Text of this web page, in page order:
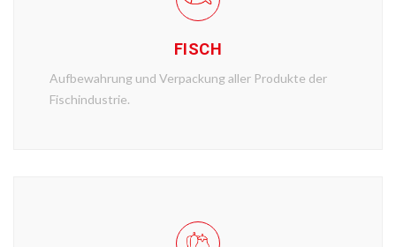
FISCH
Aufbewahrung und Verpackung aller Produkte der
Fischindustrie.